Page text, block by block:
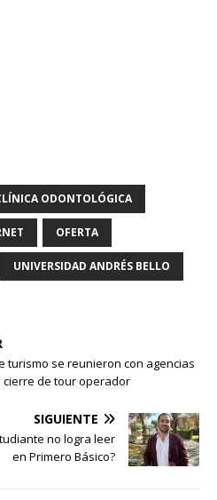
ODONTOLÓGICA
OFERTA
UNIVERSIDAD ANDRÉS BELLO
turismo se reunieron con agencias
de tour operador
SIGUIENTE
no logra leer
en Primero Básico?